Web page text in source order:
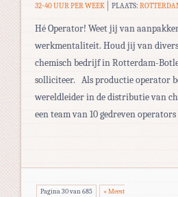
32-40 UUR PER WEEK PLAATS:
Hé Operator! Weet jij van
werkmentaliteit. Houd jij van
chemisch bedrijf in Rotterdam-
solliciteer. Als productie operator
wereldleider in de distributie van
een team van 10 gedreven
Pagina 30 van 685 « Meest